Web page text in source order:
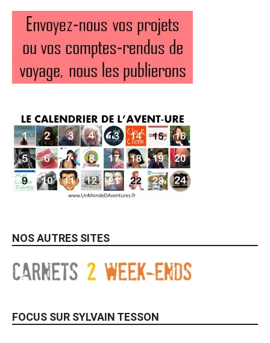
NOS AUTRES SITES
FOCUS SUR SYLVAIN TESSON